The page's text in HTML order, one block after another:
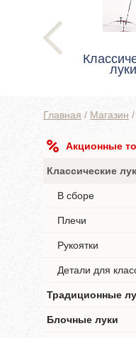
луки
Главная / Магазин /
Акционные
Классические
В сборе
Плечи
Рукоятки
Детали для
Традиционные
Блочные луки